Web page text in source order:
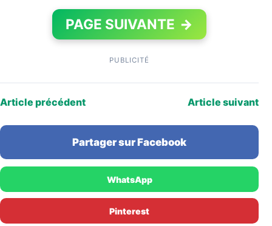
PAGE SUIVANTE →
PUBLICITÉ
Article précédent Article suivant
Partager sur Facebook
WhatsApp
Pinterest